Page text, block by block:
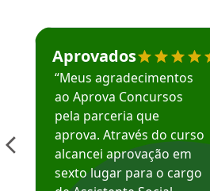
Estudante José recomenda o
Aprovados
“Meus agradecimentos
ao Aprova Concursos
pela parceria que
aprova. Através do curso
alcancei aprovação em
sexto lugar para o cargo